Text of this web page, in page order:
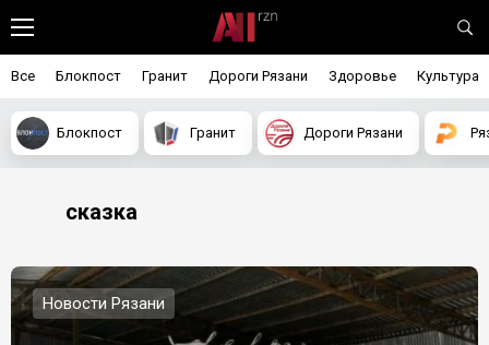
Все Блокпост Гранит Дороги Рязани Здоровье Культура
Блокпост Гранит Дороги Рязани
сказка
Новости Рязани